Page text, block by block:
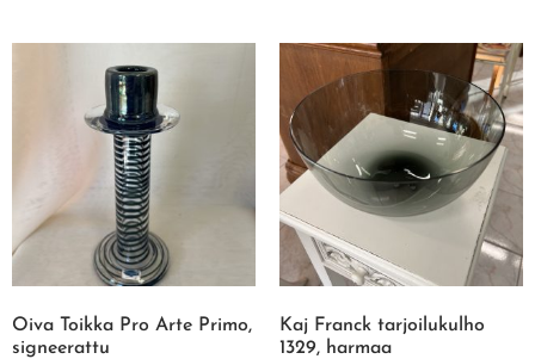
Oiva Toikka Pro Arte Primo,
signeerattu
Kaj Franck tarjoilukulho
1329, harmaa